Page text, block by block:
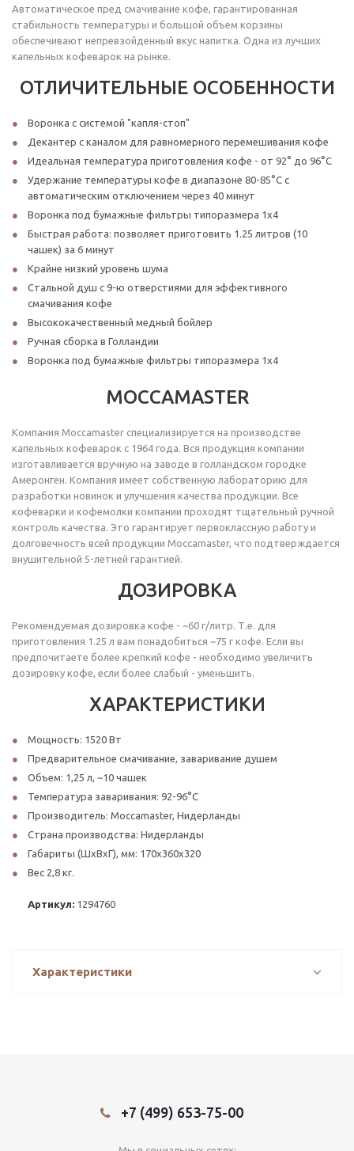
Автоматическое пред смачивание кофе, гарантированная
стабильность температуры и большой объем корзины
обеспечивают непревзойденный вкус напитка. Одна из лучших
капельных кофеварок на рынке.
ОТЛИЧИТЕЛЬНЫЕ ОСОБЕННОСТИ
Воронка с системой "капля-стоп"
Декантер с каналом для равномерного перемешивания кофе
Идеальная температура приготовления кофе - от 92° до 96°C
Удержание температуры кофе в диапазоне 80-85°C с
автоматическим отключением через 40 минут
Воронка под бумажные фильтры типоразмера 1х4
Быстрая работа: позволяет приготовить 1.25 литров (10
чашек) за 6 минут
Крайне низкий уровень шума
Стальной душ с 9-ю отверстиями для эффективного
смачивания кофе
Высококачественный медный бойлер
Ручная сборка в Голландии
Воронка под бумажные фильтры типоразмера 1х4
MOCCAMASTER
Компания Moccamaster специализируется на производстве
капельных кофеварок с 1964 года. Вся продукция компании
изготавливается вручную на заводе в голландском городке
Амеронген. Компания имеет собственную лабораторию для
разработки новинок и улучшения качества продукции. Все
кофеварки и кофемолки компании проходят тщательный ручной
контроль качества. Это гарантирует первоклассную работу и
долговечность всей продукции Moccamaster, что подтверждается
внушительной 5-летней гарантией.
ДОЗИРОВКА
Рекомендуемая дозировка кофе - ~60 г/литр. Т.е. для
приготовления 1.25 л вам понадобиться ~75 г кофе. Если вы
предпочитаете более крепкий кофе - необходимо увеличить
дозировку кофе, если более слабый - уменьшить.
ХАРАКТЕРИСТИКИ
Мощность: 1520 Вт
Предварительное смачивание, заваривание душем
Объем: 1,25 л, ~10 чашек
Температура заваривания: 92-96°C
Производитель: Moccamaster, Нидерланды
Страна производства: Нидерланды
Габариты (ШхВхГ), мм: 170х360х320
Вес 2,8 кг.
Артикул: 1294760
Характеристики
+7 (499) 653-75-00